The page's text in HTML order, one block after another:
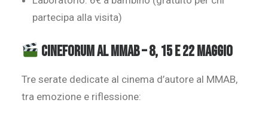
partecipa alla visita)
CINEFORUM AL MMAB – 8, 15 e 22 maggio
Tre serate dedicate al cinema d’autore al MMAB,
tra emozione e riflessione: